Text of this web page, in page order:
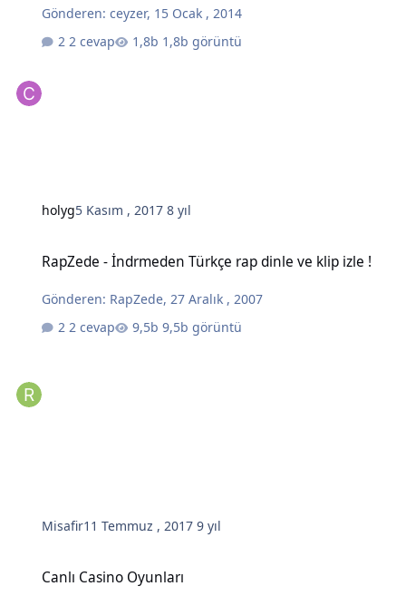
Gönderen:ceyzer, 15 Ocak , 2014
2 cevap
1,8b görüntü
holyg5 Kasım , 20178 yıl
RapZede - İndrmeden Türkçe rap dinle ve klip izle !
Gönderen: RapZede, 27 Aralık , 2007
2 cevap
9,5b görüntü
Misafir11 Temmuz , 20179 yıl
Canlı Casino Oyunları